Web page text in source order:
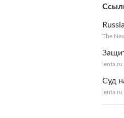
The
lenta.ru
Суд
lenta.ru